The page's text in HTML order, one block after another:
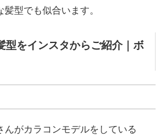
型でも似合います。
型をインスタからご紹介｜ボ
んがカラコンモデルをしている